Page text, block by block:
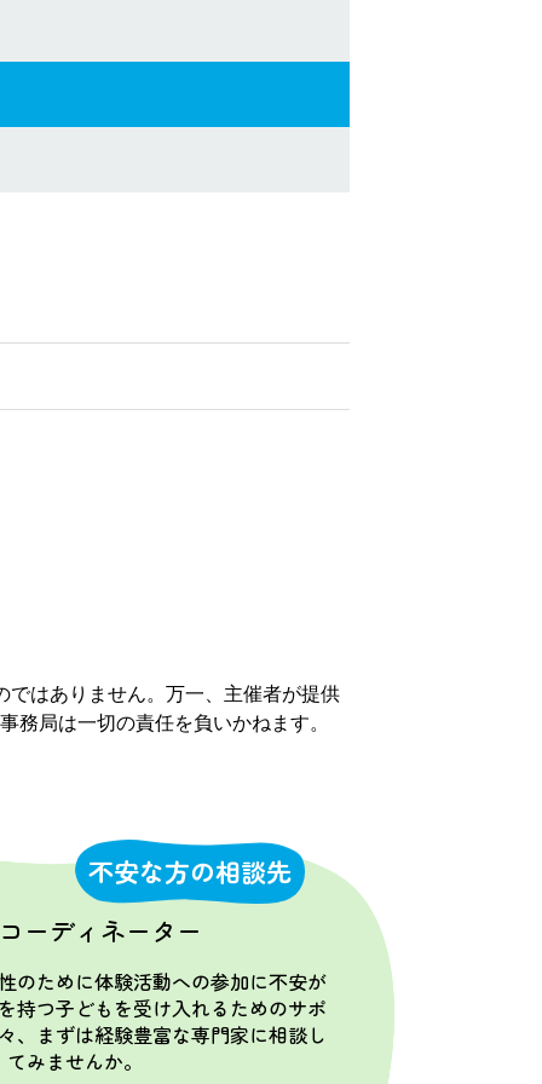
はありません。万一、主催者が提供
局は一切の責任を負いかねます。
不安な方の相談先
ーディネーター
のために体験活動への参加に不安が
持つ子どもを受け入れるためのサポ
、まずは経験豊富な専門家に相談し
てみませんか。